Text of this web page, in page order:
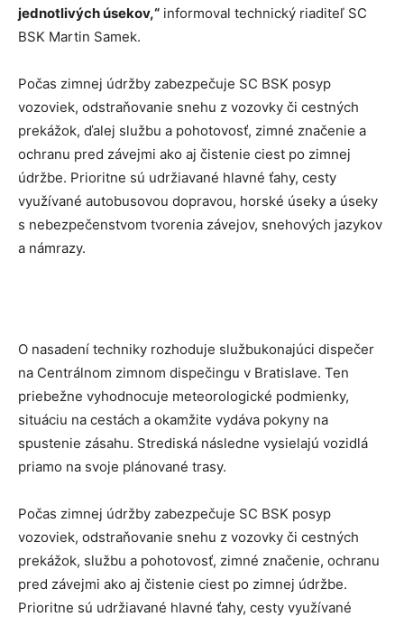
jednotlivých úsekov,“ informoval technický riaditeľ SC
BSK Martin Samek.
Počas zimnej údržby zabezpečuje SC BSK posyp
vozoviek, odstraňovanie snehu z vozovky či cestných
prekážok, ďalej službu a pohotovosť, zimné značenie a
ochranu pred závejmi ako aj čistenie ciest po zimnej
údržbe. Prioritne sú udržiavané hlavné ťahy, cesty
využívané autobusovou dopravou, horské úseky a úseky
s nebezpečenstvom tvorenia závejov, snehových jazykov
a námrazy.
O nasadení techniky rozhoduje službukonajúci dispečer
na Centrálnom zimnom dispečingu v Bratislave. Ten
priebežne vyhodnocuje meteorologické podmienky,
situáciu na cestách a okamžite vydáva pokyny na
spustenie zásahu. Strediská následne vysielajú vozidlá
priamo na svoje plánované trasy.
Počas zimnej údržby zabezpečuje SC BSK posyp
vozoviek, odstraňovanie snehu z vozovky či cestných
prekážok, službu a pohotovosť, zimné značenie, ochranu
pred závejmi ako aj čistenie ciest po zimnej údržbe.
Prioritne sú udržiavané hlavné ťahy, cesty využívané